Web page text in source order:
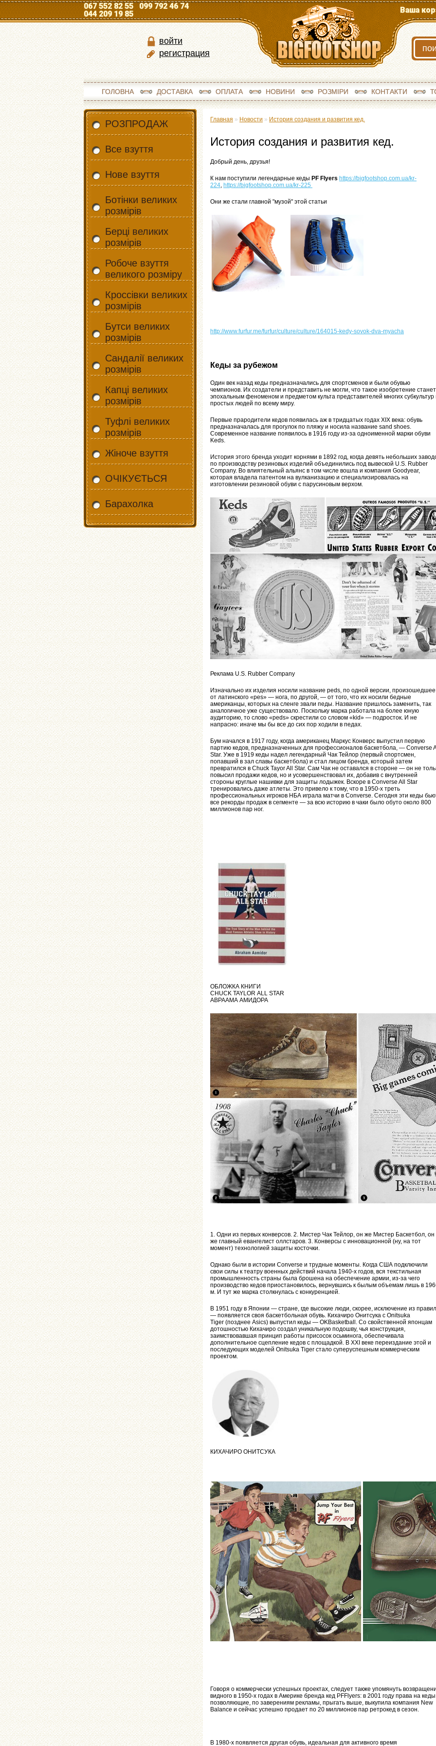
067 552 82 55 099 792 46 74
044 209 19 85
Ваша
войти
регистрация
ГОЛОВНА ДОСТАВКА ОПЛАТА НОВИНИ РОЗМІРИ КОНТАКТИ
РОЗПРОДАЖ
Все взуття
Нове взуття
Ботінки великих
розмірів
Берці великих
розмірів
Робоче взуття
великого розміру
Кроссівки великих
розмірів
Бутси великих
розмірів
Сандалії великих
розмірів
Капці великих
розмірів
Туфлі великих
розмірів
Жіноче взуття
ОЧІКУЄТЬСЯ
Барахолка
Главная » Новости » История создания и развития кед.
История создания и развития кед.
Добрый день, друзья!
К нам поступили легендарные кеды PF Flyers https://bigfootshop.com.ua/kr-
224, https://bigfootshop.com.ua/kr-225
Они же стали главной "музой" этой статьи
http://www.furfur.me/furfur/culture/culture/164015-kedy-sovok-dva-myacha
Кеды за рубежом
Один век назад кеды предназначались для спортсменов и были обувью
чемпионов. Их создатели и представить не могли, что такое изобретение станет
эпохальным феноменом и предметом культа представителей многих субкультур
простых людей по всему миру.
Первые прародители кедов появилась аж в тридцатых годах XIX века: обувь
предназначалась для прогулок по пляжу и носила название sand shoes.
Современное название появилось в 1916 году из-за одноименной марки обуви
Keds.
История этого бренда уходит корнями в 1892 год, когда девять небольших
по производству резиновых изделий объединились под вывеской U.S. Rubber
Company. Во влиятельный альянс в том числе вошла и компания Goodyear,
которая владела патентом на вулканизацию и специализировалась на
изготовлении резиновой обуви с парусиновым верхом.
Реклама U.S. Rubber Company
Изначально их изделия носили название peds, по одной версии, произошедшее
от латинского «pes» — нога, по другой, — от того, что их носили бедные
американцы, которых на сленге звали педы. Название пришлось заменить, так
аналогичное уже существовало. Поскольку марка работала на более юную
аудиторию, то слово «peds» скрестили со словом «kid» — подросток. И не
напрасно: иначе мы бы все до сих пор ходили в педах.
Бум начался в 1917 году, когда американец Маркус Конверс выпустил первую
партию кедов, предназначенных для профессионалов баскетбола, — Converse
Star. Уже в 1919 кеды надел легендарный Чак Тейлор (первый спортсмен,
попавший в зал славы баскетбола) и стал лицом бренда, который затем
превратился в Chuck Tayor All Star. Сам Чак не оставался в стороне — он не
повысил продажи кедов, но и усовершенствовал их, добавив с внутренней
стороны круглые нашивки для защиты лодыжек. Вскоре в Converse All Star
тренировались даже атлеты. Это привело к тому, что в 1950-х треть
профессиональных игроков НБА играла матчи в Converse. Сегодня эти кеды
все рекорды продаж в сегменте — за всю историю в чаки было обуто около 800
миллионов пар ног.
ОБЛОЖКА КНИГИ
СHUCK TAYLOR ALL STAR
АВРААМА АМИДОРА
1. Одни из первых конверсов. 2. Мистер Чак Тейлор, он же Мистер Баскетбол, он
же главный евангелист оллстаров. 3. Конверсы с инновационной (ну, на тот
момент) технологией защиты косточки.
Однако были в истории Converse и трудные моменты. Когда США подключили
свои силы к театру военных действий начала 1940-х годов, вся текстильная
промышленность страны была брошена на обеспечение армии, из-за чего
производство кедов приостановилось, вернувшись к былым объемам лишь в
м. И тут же марка столкнулась с конкуренцией.
В 1951 году в Японии — стране, где высокие люди, скорее, исключение из
— появляется своя баскетбольная обувь. Кихачиро Онитсука с Onitsuka
Tiger (позднее Asics) выпустил кеды — OKBasketball. Со свойственной японцам
дотошностью Кихачиро создал уникальную подошву, чья конструкция,
заимствовавшая принцип работы присосок осьминога, обеспечивала
дополнительное сцепление кедов с площадкой. В XXI веке переиздание этой и
последующих моделей Onitsuka Tiger стало суперуспешным коммерческим
проектом.
КИХАЧИРО ОНИТСУКА
Говоря о коммерчески успешных проектах, следует также упомянуть
видного в 1950-х годах в Америке бренда кед PFFlyers: в 2001 году права на
позволяющие, по заверениям рекламы, прыгать выше, выкупила компания New
Balance и сейчас уcпешно продает по 20 миллионов пар ретрокед в сезон.
В 1980-х появляется другая обувь, идеальная для активного время